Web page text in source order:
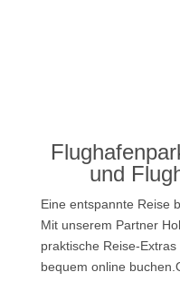
und
Eine entspannte Reise
Mit unserem Partner
praktische Reise-
bequem online